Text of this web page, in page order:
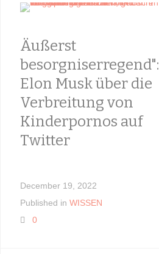
Äußerst
besorgniserregend":
Elon Musk über die
Verbreitung von
Kinderpornos auf
Twitter
December 19, 2022
Published in WISSEN
0